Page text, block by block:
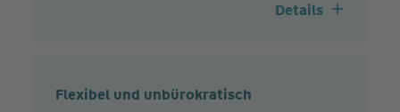
Details
Flexibel und unbürokratisch